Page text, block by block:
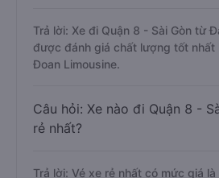
Trả lời: Xe đi Quận 8 - Sài Gòn từ
được đánh giá chất lượng tốt nhất
Đoan Limousine.
Câu hỏi: Xe nào đi Quận 8 -
rẻ nhất?
Trả lời: Vé xe rẻ nhất có mức giá